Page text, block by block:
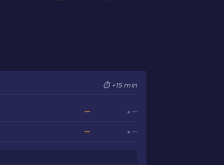
⏱ +15 min
— ● —
— ● —